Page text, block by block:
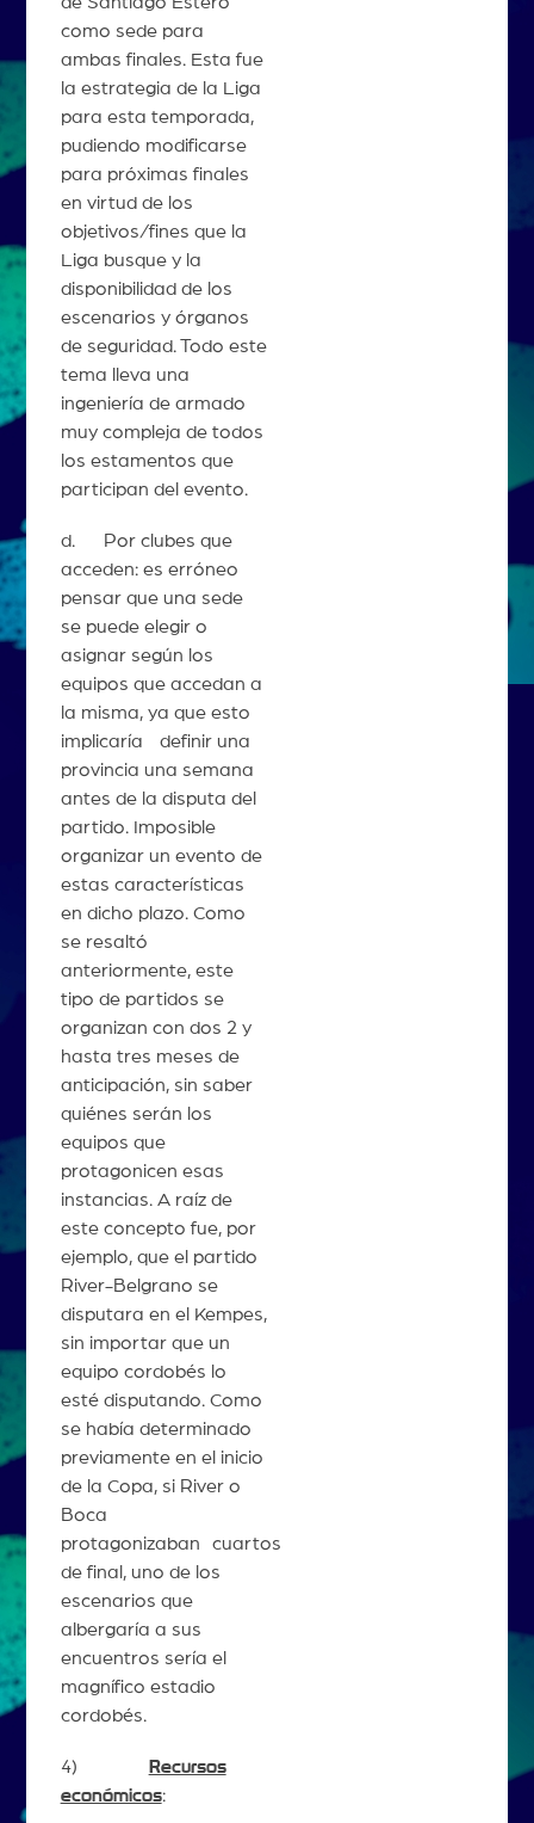
como sede para
ambas finales. Esta fue
la estrategia de la Liga
para esta temporada,
pudiendo modificarse
para próximas finales
en virtud de los
objetivos/fines que la
Liga busque y la
disponibilidad de los
escenarios y órganos
de seguridad. Todo este
tema lleva una
ingeniería de armado
muy compleja de todos
los estamentos que
participan del evento.
d. Por clubes que
acceden: es erróneo
pensar que una sede
se puede elegir o
asignar según los
equipos que accedan a
la misma, ya que esto
implicaría definir una
provincia una semana
antes de la disputa del
partido. Imposible
organizar un evento de
estas características
en dicho plazo. Como
se resaltó
anteriormente, este
tipo de partidos se
organizan con dos 2 y
hasta tres meses de
anticipación, sin saber
quiénes serán los
equipos que
protagonicen esas
instancias. A raíz de
este concepto fue, por
ejemplo, que el partido
River-Belgrano se
disputara en el Kempes,
sin importar que un
equipo cordobés lo
esté disputando. Como
se había determinado
previamente en el inicio
de la Copa, si River o
Boca
protagonizaban cuartos
de final, uno de los
escenarios que
albergaría a sus
encuentros sería el
magnífico estadio
cordobés.
4)
Recursos
económicos: